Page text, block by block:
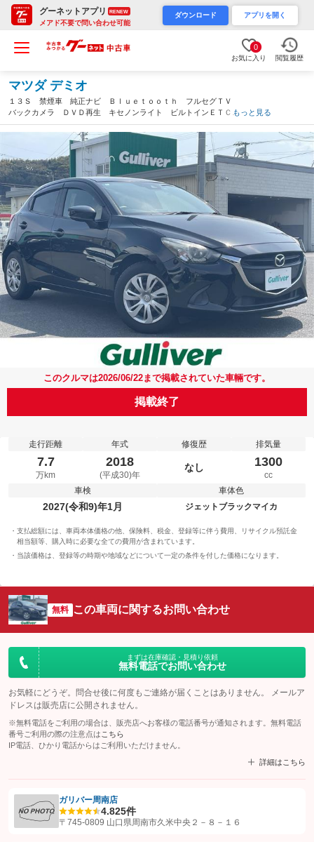
グーネットアプリ RENEW
メアド不要で問い合わせ可能
ダウンロード アプリを開く
0
お気に入り 閲覧履歴
マツダ デミオ
１３Ｓ 禁煙車 純正ナビ Ｂｌｕｅｔｏｏｔｈ フルセグＴＶ
バックカメラ ＤＶＤ再生 キセノンライト ビルトインＥＴＣ
スマートキー プッシュスタート コーナーセンサー 前席シート
ヒーター ステアリングスイッ（山口県）
もっと見る
このクルマは2026/06/22まで掲載されていた車輛です。
掲載終了
走行距離
7.7
万km
年式
2018
(平成30)年
修復歴
なし
排気量
1300
cc
車検
2027(令和9)年1月
車体色
ジェットブラックマイカ
支払総額には、車両本体価格の他、保険料、税金、登録等に伴う費用、リサイクル預託金
相当額等、購入時に必要な全ての費用が含まれています。
当該価格は、登録等の時期や地域などについて一定の条件を付した価格になります。
無料 この車両に関するお問い合わせ
まずは在庫確認・見積り依頼
無料電話でお問い合わせ
お気軽にどうぞ。問合せ後に何度もご連絡が届くことはありません。 メールア
ドレスは販売店に公開されません。
※無料電話をご利用の場合は、販売店へお客様の電話番号が通知されます。無料電話
番号ご利用の際の注意点は こちら
IP電話、ひかり電話からはご利用いただけません。
詳細はこちら
【STEP1】
認証画面でグーネットを友だち追加してから「許可する」ボタンを押
ガリバー周南店
4.825件
〒745-0809 山口県周南市久米中央２－８－１６